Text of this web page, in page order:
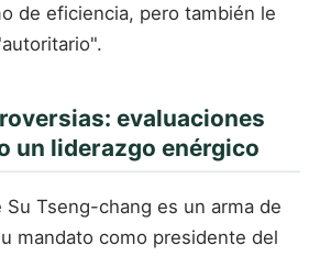
de eficiencia, pero también le
evaluaciones
un liderazgo enérgico
Tseng-chang es un arma de
mandato como presidente del